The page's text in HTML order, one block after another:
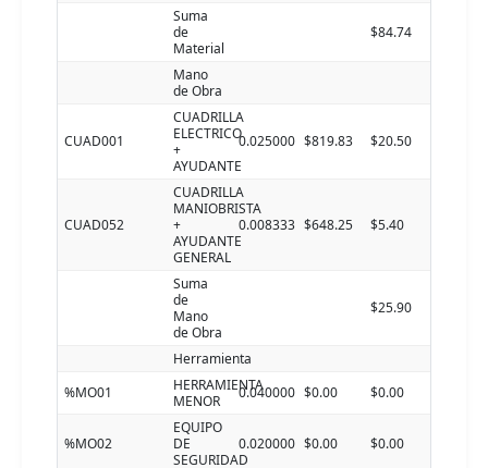
Suma
de
Material
$84.74
Mano
de Obra
CUAD001
CUADRILLA
ELECTRICO
+
AYUDANTE
0.025000 $819.83 $20.50
CUAD052
CUADRILLA
MANIOBRISTA
+
AYUDANTE
GENERAL
0.008333 $648.25 $5.40
Suma
de
Mano
de Obra
$25.90
Herramienta
%MO01
HERRAMIENTA
MENOR
0.040000 $0.00 $0.00
%MO02
EQUIPO
DE
SEGURIDAD
0.020000 $0.00 $0.00